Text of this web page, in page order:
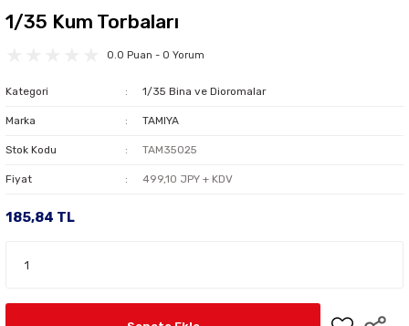
1/35 Kum Torbaları
0.0 Puan - 0 Yorum
Kategori 1/35 Bina ve Dioromalar
Marka TAMIYA
Stok Kodu TAM35025
Fiyat 499,10 JPY + KDV
185,84 TL